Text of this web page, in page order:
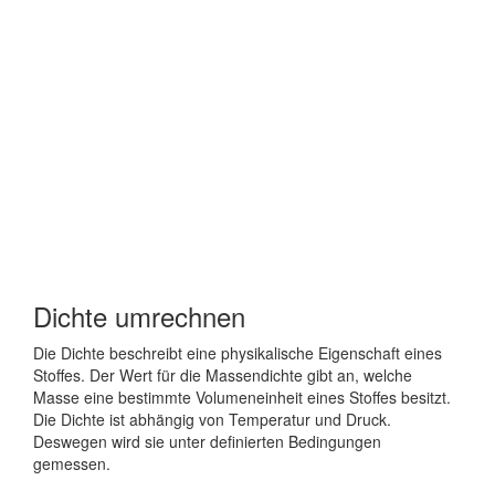
Dichte umrechnen
Die Dichte beschreibt eine physikalische Eigenschaft eines
Stoffes. Der Wert für die Massendichte gibt an, welche
Masse eine bestimmte Volumeneinheit eines Stoffes besitzt.
Die Dichte ist abhängig von Temperatur und Druck.
Deswegen wird sie unter definierten Bedingungen
gemessen.